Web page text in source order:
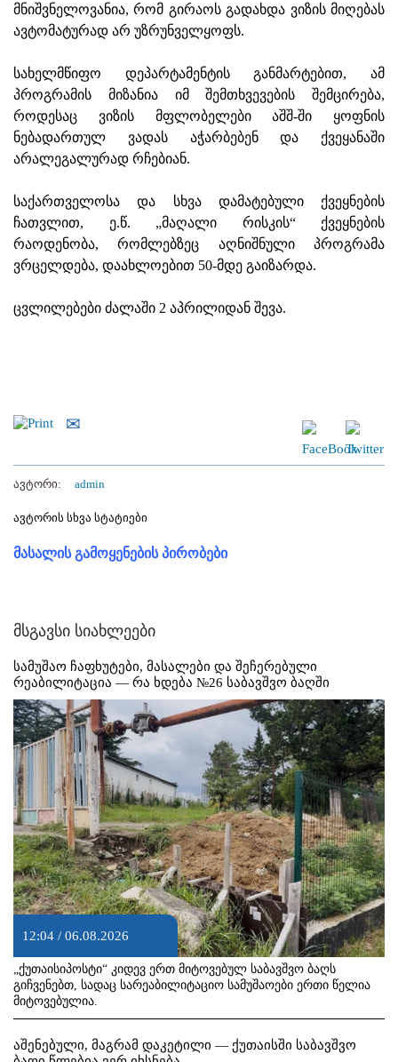
მნიშვნელოვანია, რომ გირაოს გადახდა ვიზის მიღებას
ავტომატურად არ უზრუნველყოფს.
სახელმწიფო დეპარტამენტის განმარტებით, ამ
პროგრამის მიზანია იმ შემთხვევების შემცირება,
როდესაც ვიზის მფლობელები აშშ-ში ყოფნის
ნებადართულ ვადას აჭარბებენ და ქვეყანაში
არალეგალურად რჩებიან.
საქართველოსა და სხვა დამატებული ქვეყნების
ჩათვლით, ე.წ. „მაღალი რისკის“ ქვეყნების
რაოდენობა, რომლებზეც აღნიშნული პროგრამა
ვრცელდება, დაახლოებით 50-მდე გაიზარდა.
ცვლილებები ძალაში 2 აპრილიდან შევა.
ავტორი: admin
ავტორის სხვა სტატიები
მასალის გამოყენების პირობები
მსგავსი სიახლეები
სამუშაო ჩაფხუტები, მასალები და შეჩერებული
რეაბილიტაცია — რა ხდება №26 საბავშვო ბაღში
12:04 / 06.08.2026
„ქუთაისიპოსტი“ კიდევ ერთ მიტოვებულ საბავშვო ბაღს
გიჩვენებთ, სადაც სარეაბილიტაციო სამუშაოები ერთი წელია
მიტოვებულია.
აშენებული, მაგრამ დაკეტილი — ქუთაისში საბავშვო